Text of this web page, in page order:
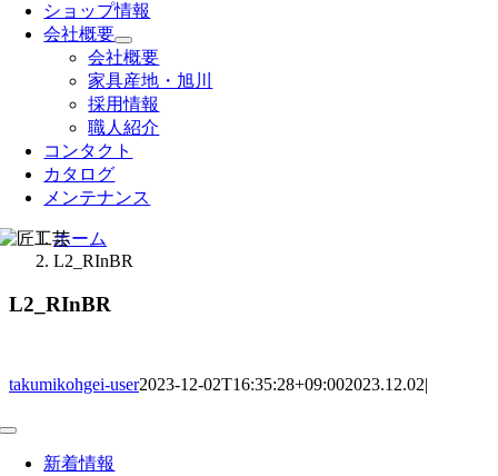
ショップ情報
会社概要
会社概要
家具産地・旭川
採用情報
職人紹介
コンタクト
カタログ
メンテナンス
ホーム
L2_RInBR
L2_RInBR
takumikohgei-user2023-12-02T16:35:28+09:002023.12.02|
Toggle
Navigation新着情報